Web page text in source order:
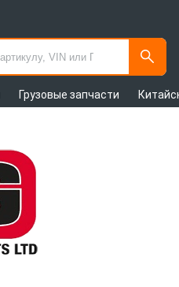
Грузовые запчасти